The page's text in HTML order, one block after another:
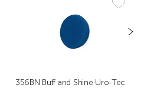
356BN Buff and Shine Uro-Tec